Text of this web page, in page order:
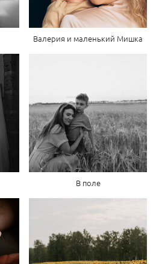
Валерия и маленький Мишка
В поле